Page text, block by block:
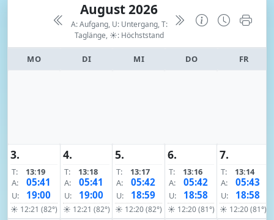
August 2026
A: Aufgang, U: Untergang, T:
Taglänge, ☀: Höchststand
MO DI MI DO FR
3.
T:
13:19
A:
05:41
U: 19:00
☀ 12:21 (82°)
4.
T:
13:18
A:
05:41
U: 19:00
☀ 12:21 (82°)
5.
T:
13:17
A:
05:42
U: 18:59
☀ 12:20 (82°)
6.
T:
13:16
A:
05:42
U: 18:58
☀ 12:20 (81°)
7.
T:
13:14
A:
05:43
U: 18:58
☀ 12:20 (81°)